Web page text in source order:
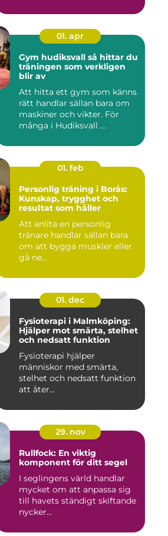
01. apr
Gym hudiksvall så hittar du
träningen som verkligen
blir av
Att hitta ett gym som känns
rätt handlar sällan bara om
maskiner och vikter. För
många i Hudiksvall ...
01. feb
Personlig träning i Borås:
Kunskap, trygghet och
resultat som håller
Att anlita en personlig
tränare handlar sällan bara
om att bygga muskler eller
gå ne...
01. dec
Fysioterapi i Malmköping:
Hjälper mot smärta, stelhet
och nedsatt funktion
Fysioterapi hjälper
människor med smärta,
stelhet och nedsatt funktion
att åter...
29. nov
Rullfock: En viktig
komponent för ditt segel
I seglingens värld handlar
mycket om att anpassa sig
till havets ständigt skiftande
nycker...